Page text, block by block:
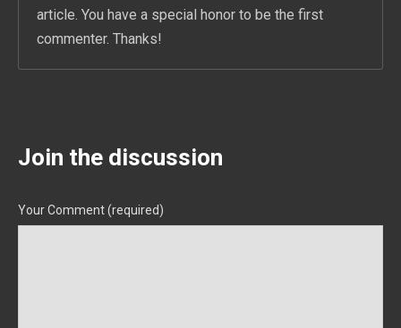
article. You have a special honor to be the first
commenter. Thanks!
Join the discussion
Your Comment (required)